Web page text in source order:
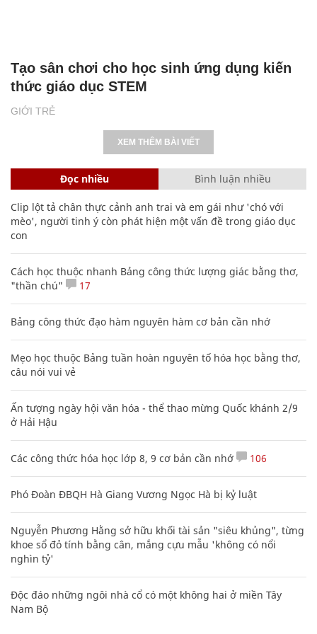
GIỚI TRẺ
Tạo sân chơi cho học sinh ứng dụng kiến
thức giáo dục STEM
XEM THÊM BÀI VIẾT
Đọc nhiều Bình luận nhiều
Clip lột tả chân thực cảnh anh trai và em gái như 'chó với
mèo', người tinh ý còn phát hiện một vấn đề trong giáo dục
con
Cách học thuộc nhanh Bảng công thức lượng giác bằng thơ,
"thần chú"
17
Bảng công thức đạo hàm nguyên hàm cơ bản cần nhớ
Mẹo học thuộc Bảng tuần hoàn nguyên tố hóa học bằng thơ,
câu nói vui vẻ
Ấn tượng ngày hội văn hóa - thể thao mừng Quốc khánh 2/9
ở Hải Hậu
Các công thức hóa học lớp 8, 9 cơ bản cần nhớ 106
Phó Đoàn ĐBQH Hà Giang Vương Ngọc Hà bị kỷ luật
Nguyễn Phương Hằng sở hữu khối tài sản "siêu khủng", từng
khoe sổ đỏ tính bằng cân, mắng cựu mẫu 'không có nổi
nghìn tỷ'
Độc đáo những ngôi nhà cổ có một không hai ở miền Tây
Nam Bộ